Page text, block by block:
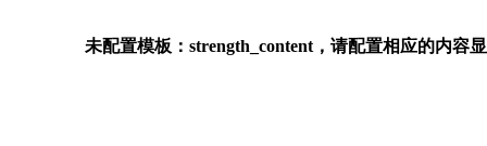
未配置模板：strength_content，请配置相应的内容